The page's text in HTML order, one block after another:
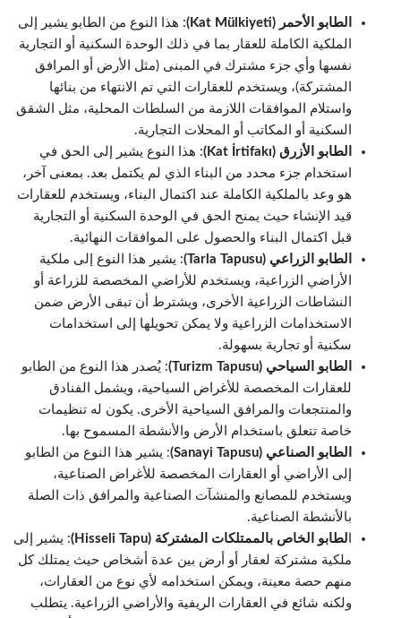
الطابو الأحمر (Kat Mülkiyeti)
: هذا النوع من الطابو يشير إلى
الملكية الكاملة للعقار بما في ذلك الوحدة السكنية أو التجارية
نفسها وأي جزء مشترك في المبنى (مثل الأرض أو المرافق
المشتركة)، ويستخدم للعقارات التي تم الانتهاء من بنائها
واستلام الموافقات اللازمة من السلطات المحلية، مثل الشقق
السكنية أو المكاتب أو المحلات التجارية.
الطابو الأزرق (Kat İrtifakı)
: هذا النوع يشير إلى الحق في
استخدام جزء محدد من البناء الذي لم يكتمل بعد. بمعنى آخر،
هو وعد بالملكية الكاملة عند اكتمال البناء، ويستخدم للعقارات
قيد الإنشاء حيث يمنح الحق في الوحدة السكنية أو التجارية
قبل اكتمال البناء والحصول على الموافقات النهائية.
الطابو الزراعي (Tarla Tapusu)
: يشير هذا النوع إلى ملكية
الأراضي الزراعية، ويستخدم للأراضي المخصصة للزراعة أو
النشاطات الزراعية الأخرى، ويشترط أن تبقى الأرض ضمن
الاستخدامات الزراعية ولا يمكن تحويلها إلى استخدامات
سكنية أو تجارية بسهولة.
الطابو السياحي (Turizm Tapusu)
: يُصدر هذا النوع من الطابو
للعقارات المخصصة للأغراض السياحية، ويشمل الفنادق
والمنتجعات والمرافق السياحية الأخرى. يكون له تنظيمات
خاصة تتعلق باستخدام الأرض والأنشطة المسموح بها.
الطابو الصناعي (Sanayi Tapusu)
: يشير هذا النوع من الطابو
إلى الأراضي أو العقارات المخصصة للأغراض الصناعية،
ويستخدم للمصانع والمنشآت الصناعية والمرافق ذات الصلة
بالأنشطة الصناعية.
لطابو الخاص بالممتلكات المشتركة (Hisseli Tapu)
: يشير إلى
ملكية مشتركة لعقار أو أرض بين عدة أشخاص حيث يمتلك كل
منهم حصة معينة، ويمكن استخدامه لأي نوع من العقارات،
ولكنه شائع في العقارات الريفية والأراضي الزراعية. يتطلب